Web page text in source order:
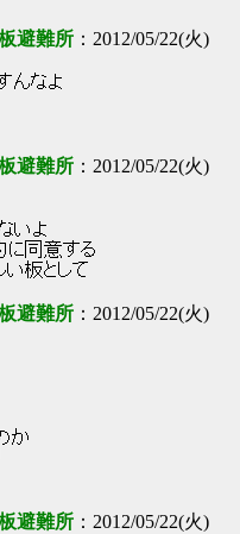
避難所 ：2012/05/22(火)
んなよ
避難所 ：2012/05/22(火)
いよ
に同意する
板として
避難所 ：2012/05/22(火)
か
避難所 ：2012/05/22(火)